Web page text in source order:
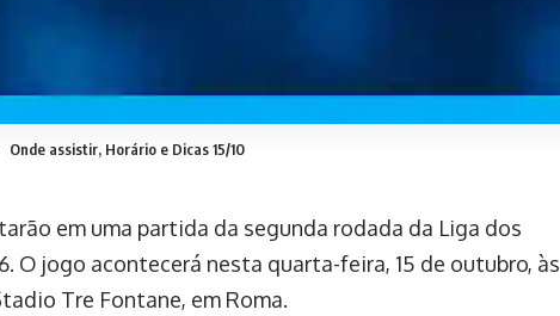
Onde assistir, Horário e Dicas 15/10
em uma partida da segunda rodada da Liga dos
O jogo acontecerá nesta quarta-feira, 15 de outubro, às
Tre Fontane, em Roma.